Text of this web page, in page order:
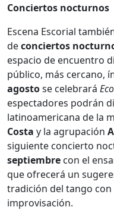
Conciertos nocturnos
Escena Escorial
deconciertos
espacio de encuentro
público, más cercano,
agostose celebrará
espectadores podrán
latinoamericana de la
Costa y la agrupación
siguiente concierto
septiembre con el
que ofrecerá un
tradición del tango con
improvisación.